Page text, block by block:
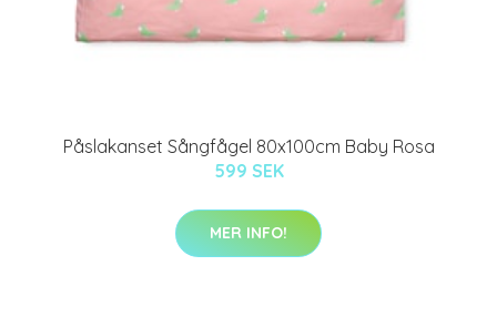
Påslakanset Sångfågel 80x100cm Baby Rosa
599 SEK
MER INFO!